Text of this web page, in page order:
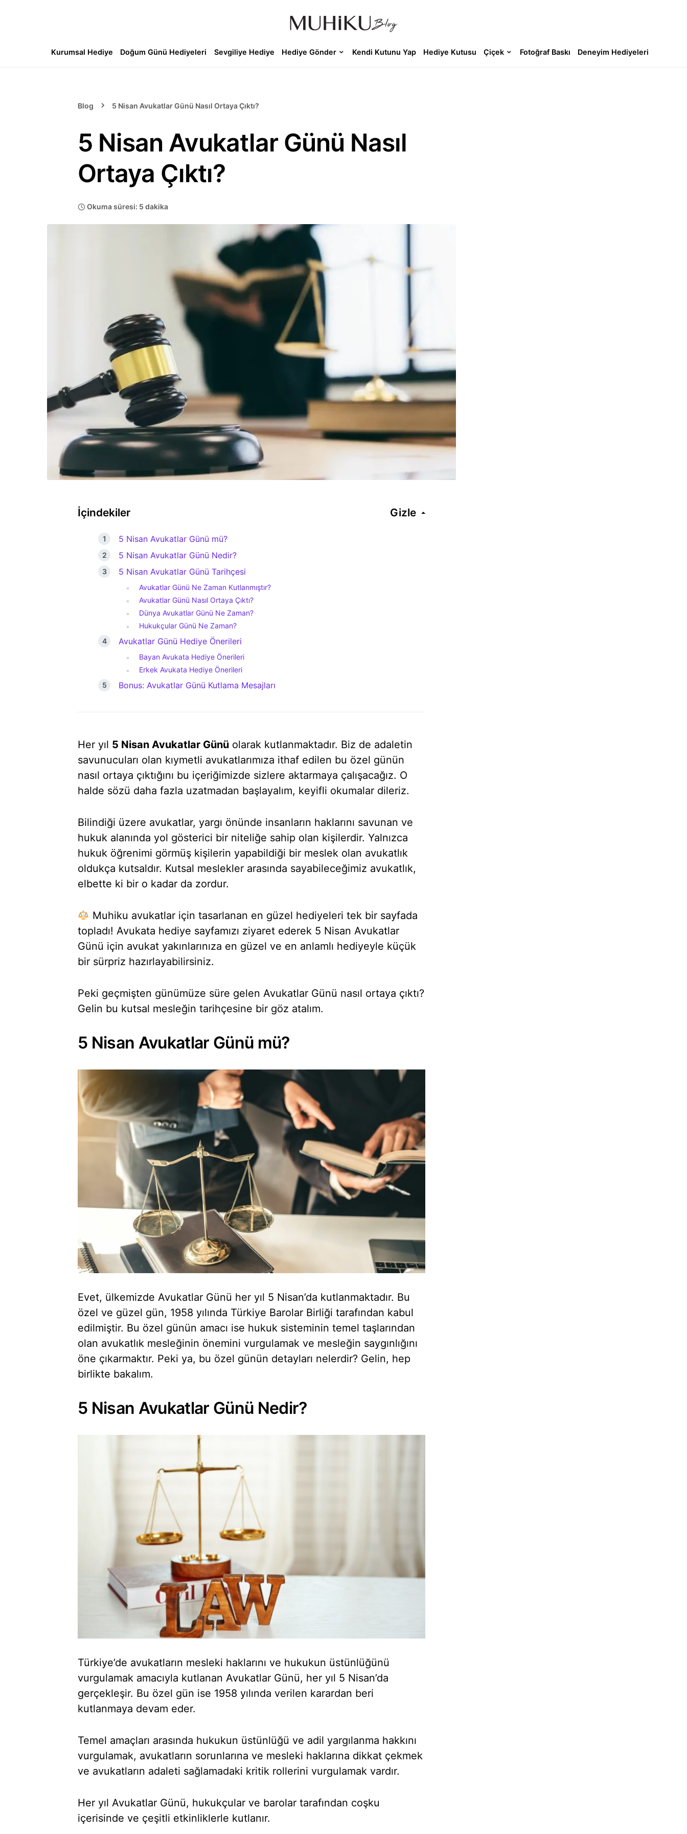
Kurumsal Hediye Doğum Günü Hediyeleri Sevgiliye Hediye Hediye Gönder Kendi Kutunu Yap Hediye Kutusu Çiçek Fotoğraf Baskı Deneyim Hediyeleri
Blog 5 Nisan Avukatlar Günü Nasıl Ortaya Çıktı?
5 Nisan Avukatlar Günü Nasıl
Ortaya Çıktı?
Okuma süresi: 5 dakika
İçindekiler Gizle
5 Nisan Avukatlar Günü mü?
5 Nisan Avukatlar Günü Nedir?
5 Nisan Avukatlar Günü Tarihçesi
Avukatlar Günü Ne Zaman Kutlanmıştır?
Avukatlar Günü Nasıl Ortaya Çıktı?
Dünya Avukatlar Günü Ne Zaman?
Hukukçular Günü Ne Zaman?
Avukatlar Günü Hediye Önerileri
Bayan Avukata Hediye Önerileri
Erkek Avukata Hediye Önerileri
Bonus: Avukatlar Günü Kutlama Mesajları
Her yıl 5 Nisan Avukatlar Günü olarak kutlanmaktadır. Biz de adaletin
savunucuları olan kıymetli avukatlarımıza ithaf edilen bu özel günün
nasıl ortaya çıktığını bu içeriğimizde sizlere aktarmaya çalışacağız. O
halde sözü daha fazla uzatmadan başlayalım, keyifli okumalar dileriz.
Bilindiği üzere avukatlar, yargı önünde insanların haklarını savunan ve
hukuk alanında yol gösterici bir niteliğe sahip olan kişilerdir. Yalnızca
hukuk öğrenimi görmüş kişilerin yapabildiği bir meslek olan avukatlık
oldukça kutsaldır. Kutsal meslekler arasında sayabileceğimiz avukatlık,
elbette ki bir o kadar da zordur.
Muhiku avukatlar için tasarlanan en güzel hediyeleri tek bir sayfada
topladı! Avukata hediye sayfamızı ziyaret ederek 5 Nisan Avukatlar
Günü için avukat yakınlarınıza en güzel ve en anlamlı hediyeyle küçük
bir sürpriz hazırlayabilirsiniz.
Peki geçmişten günümüze süre gelen Avukatlar Günü nasıl ortaya çıktı?
Gelin bu kutsal mesleğin tarihçesine bir göz atalım.
5 Nisan Avukatlar Günü mü?
Evet, ülkemizde Avukatlar Günü her yıl 5 Nisan’da kutlanmaktadır. Bu
özel ve güzel gün, 1958 yılında Türkiye Barolar Birliği tarafından kabul
edilmiştir. Bu özel günün amacı ise hukuk sisteminin temel taşlarından
olan avukatlık mesleğinin önemini vurgulamak ve mesleğin saygınlığını
öne çıkarmaktır. Peki ya, bu özel günün detayları nelerdir? Gelin, hep
birlikte bakalım.
5 Nisan Avukatlar Günü Nedir?
Türkiye’de avukatların mesleki haklarını ve hukukun üstünlüğünü
vurgulamak amacıyla kutlanan Avukatlar Günü, her yıl 5 Nisan’da
gerçekleşir. Bu özel gün ise 1958 yılında verilen karardan beri
kutlanmaya devam eder.
Temel amaçları arasında hukukun üstünlüğü ve adil yargılanma hakkını
vurgulamak, avukatların sorunlarına ve mesleki haklarına dikkat çekmek
ve avukatların adaleti sağlamadaki kritik rollerini vurgulamak vardır.
Her yıl Avukatlar Günü, hukukçular ve barolar tarafından coşku
içerisinde ve çeşitli etkinliklerle kutlanır.